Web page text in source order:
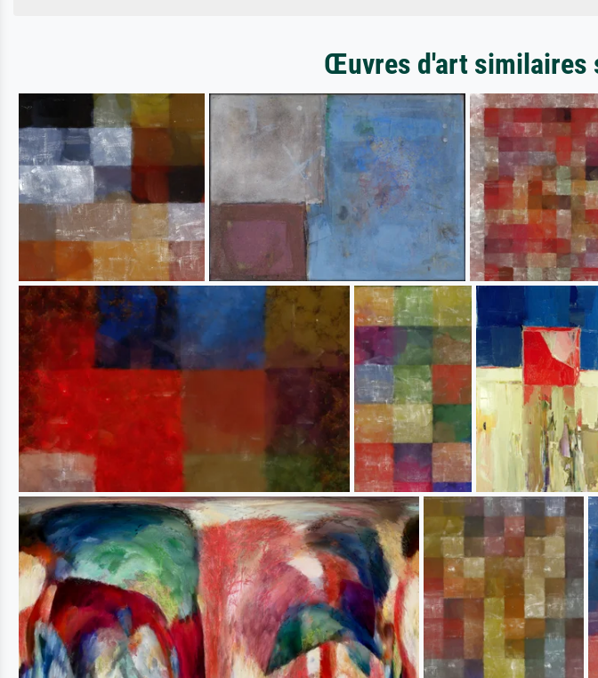
Œuvres d'art similaires